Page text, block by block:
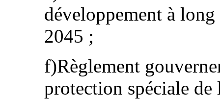
développement à
2045 ;
f)Règlement
protection spéciale de